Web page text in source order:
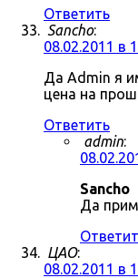
Ответить
Sancho:
08.02.2011 в
Да Admin я
цена на
Ответить
admin:
Sancho
Да
ЦАО:
08.02.2011 в